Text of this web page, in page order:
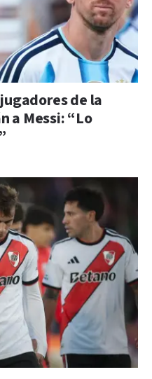
de la
a Messi: “Lo